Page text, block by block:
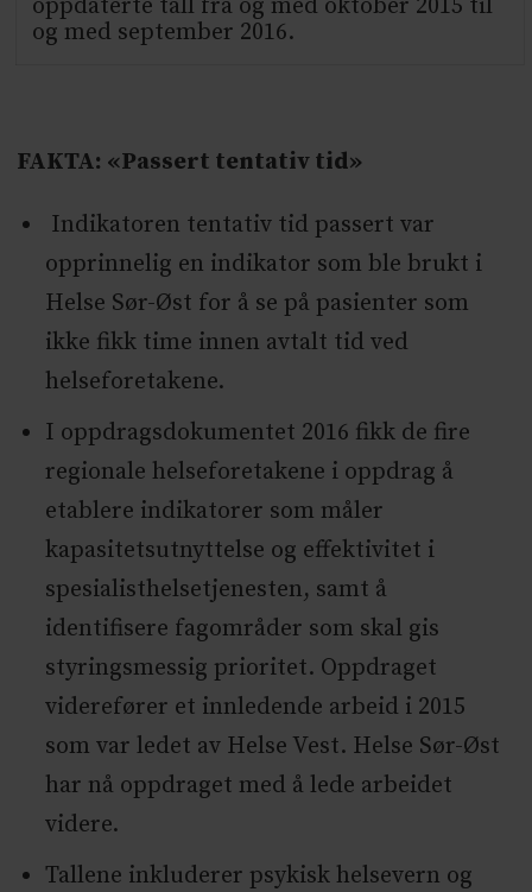
oppdaterte tall fra og med oktober 2015 til
og med september 2016.
FAKTA: «Passert tentativ tid»
Indikatoren tentativ tid passert var
opprinnelig en indikator som ble brukt i
Helse Sør-Øst for å se på pasienter som
ikke fikk time innen avtalt tid ved
helseforetakene.
I oppdragsdokumentet 2016 fikk de fire
regionale helseforetakene i oppdrag å
etablere indikatorer som måler
kapasitetsutnyttelse og effektivitet i
spesialisthelsetjenesten, samt å
identifisere fagområder som skal gis
styringsmessig prioritet. Oppdraget
viderefører et innledende arbeid i 2015
som var ledet av Helse Vest. Helse Sør-Øst
har nå oppdraget med å lede arbeidet
videre.
Tallene inkluderer psykisk helsevern og